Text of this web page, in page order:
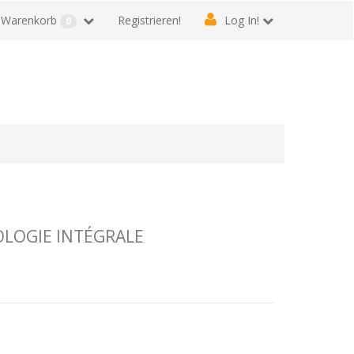
Registrieren! Log In!
Warenkorb 0
INTÉGRALE